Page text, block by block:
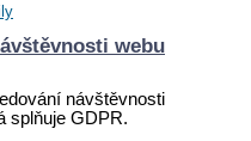
webu
návštěvnosti
splňuje GDPR.